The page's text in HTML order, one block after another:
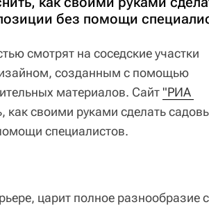
без помощи
смотрят на соседские участки
созданным с помощью
материалов. Сайт"РИА
как своими руками сделать
специалистов.
царит полное разнообразие